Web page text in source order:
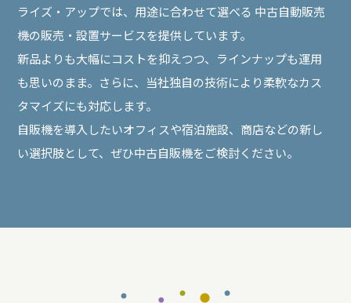
ライズ・アップでは、用途に合わせて選べる 中古自動販売
機の販売・設置サービスを提供しています。
新品よりも大幅にコストを抑えつつ、ラインナップも運用
も思いのまま。さらに、当社独自の技術により柔軟なカス
タマイズにも対応します。
自販機を導入したいオフィスや宿泊施設、商店などの新し
い選択肢として、ぜひ中古自販機をご検討ください。